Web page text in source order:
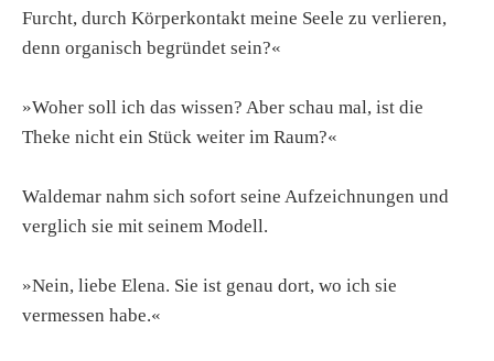
Furcht, durch Körperkontakt meine Seele zu verlieren,
denn organisch begründet sein?«
»Woher soll ich das wissen? Aber schau mal, ist die
Theke nicht ein Stück weiter im Raum?«
Waldemar nahm sich sofort seine Aufzeichnungen und
verglich sie mit seinem Modell.
»Nein, liebe Elena. Sie ist genau dort, wo ich sie
vermessen habe.«